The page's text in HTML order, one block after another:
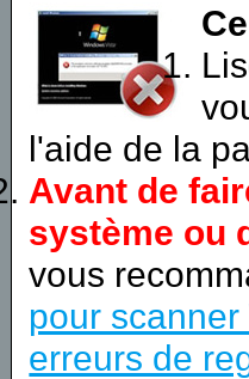
l'aide de la
Avant de
système ou
vous
pour
erreurs de